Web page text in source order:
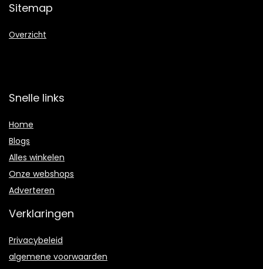
Sitemap
Overzicht
Snelle links
Home
Blogs
Alles winkelen
Onze webshops
Adverteren
Verklaringen
Privacybeleid
algemene voorwaarden